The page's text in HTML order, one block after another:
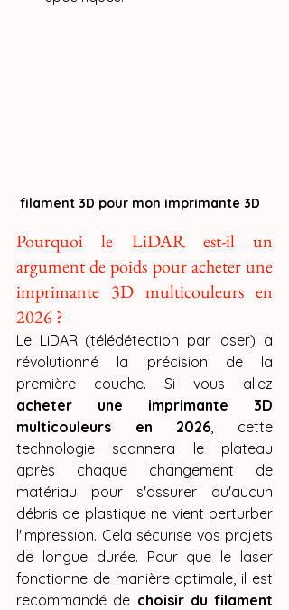
filament 3D pour mon imprimante 3D
Pourquoi le LiDAR est-il un
argument de poids pour acheter une
imprimante 3D multicouleurs en
2026 ?
Le LiDAR (télédétection par laser) a
révolutionné la précision de la
acheter une imprimante 3D
multicouleurs en 2026 , cette
technologie scannera le plateau
après chaque changement de
matériau pour s'assurer qu'aucun
débris de plastique ne vient perturber
l'impression. Cela sécurise vos projets
de longue durée. Pour que le laser
fonctionne de manière optimale, il est
recommandé de choisir du filament